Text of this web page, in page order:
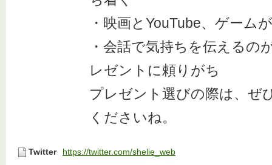
・映画とYouTube、ゲーム
・会話で気持ちを伝えるの
レゼントに頼りがち
プレゼント選びの際は、ぜ
くださいね。
Twitter https://twitter.com/shelie_web